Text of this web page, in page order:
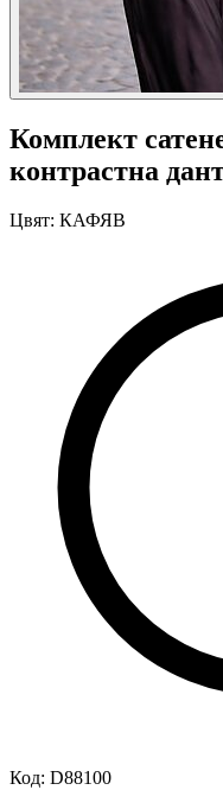
Комплект
контрастна
Цвят: КАФЯВ
Код: D88100